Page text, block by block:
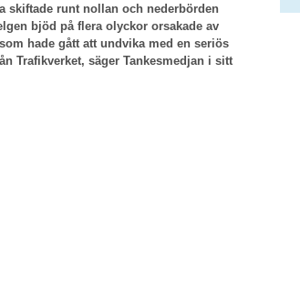
skiftade runt nollan och nederbörden
bjöd på flera olyckor orsakade av
hade gått att undvika med en seriös
Trafikverket, säger Tankesmedjan i sitt